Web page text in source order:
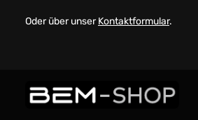
Oder über unserKontaktformular.